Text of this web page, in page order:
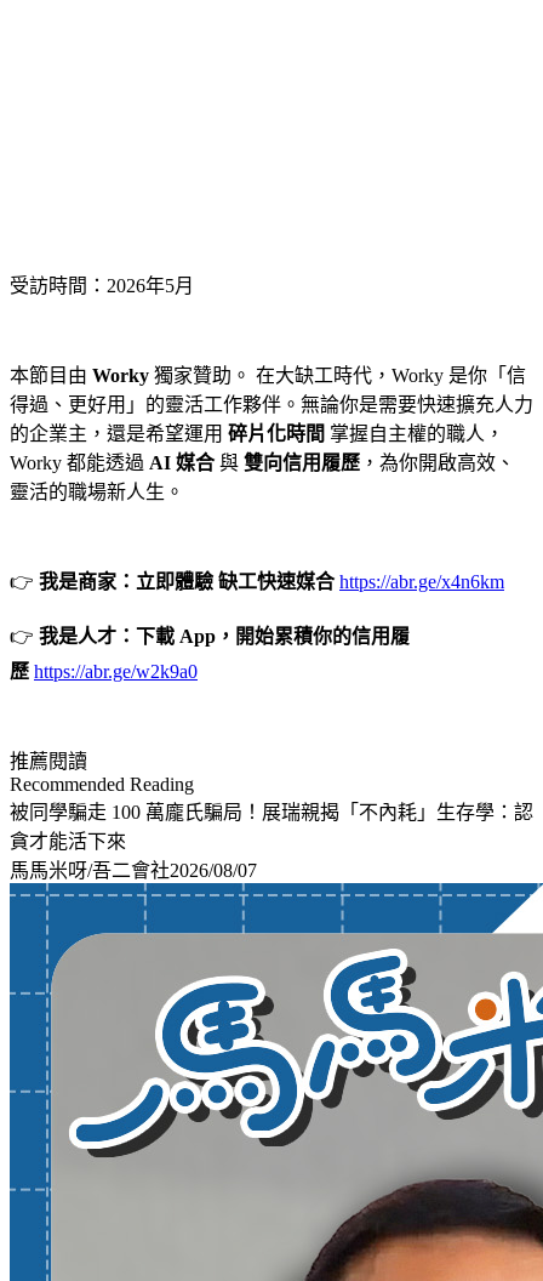
受訪時間： 2026年5月
本節目由 Worky 獨家贊助。 在大缺工時代，Worky 是你「信
得過、更好用」的靈活工作夥伴。無論你是需要快速擴充人力
的企業主，還是希望運用 碎片化時間 掌握自主權的職人，
Worky 都能透過 AI 媒合 與 雙向信用履歷 ，為你開啟高效、
靈活的職場新人生。
👉 我是商家：立即體驗 缺工快速媒合 https://abr.ge/x4n6km
👉 我是人才：下載 App，開始累積你的信用履
歷 https://abr.ge/w2k9a0
推薦閱讀
Recommended Reading
被同學騙走 100 萬龐氏騙局！展瑞親揭「不內耗」生存學：認
貪才能活下來
馬馬米呀/吾二會社2026/08/07